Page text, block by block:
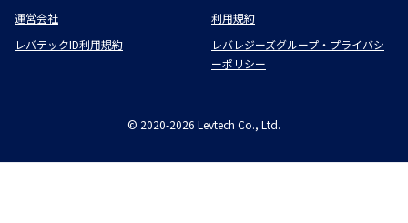
運営会社
利用規約
レバテックID利用規約
レバレジーズグループ・プライバシ
ーポリシー
© 2020-2026 Levtech Co., Ltd.